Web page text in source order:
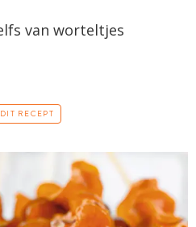
van worteltjes
RECEPT